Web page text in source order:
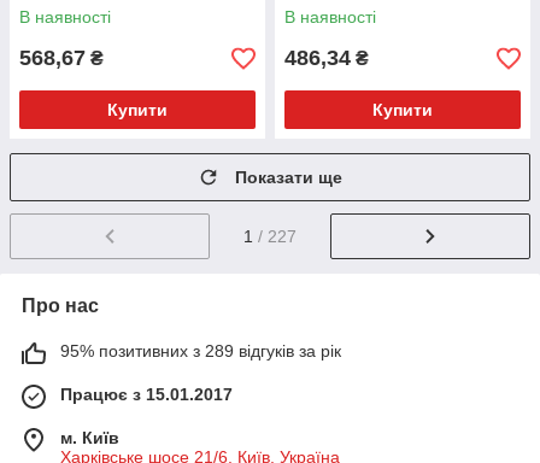
В наявності
568,67 ₴
Купити
В наявності
486,34 ₴
Купити
Показати ще
1 / 227
Про нас
95% позитивних з 289 відгуків за рік
Працює з 15.01.2017
м. Київ
Харківське шосе 21/6, Київ, Україна